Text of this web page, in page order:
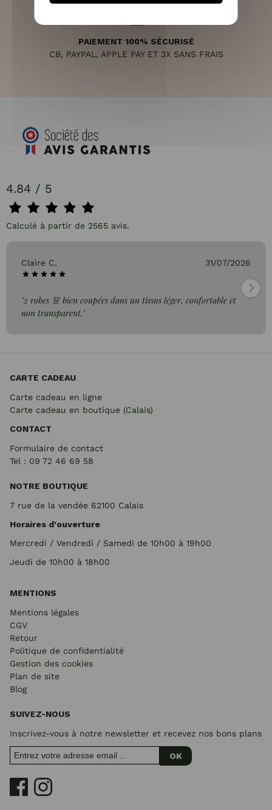
PAIEMENT 100% SÉCURISÉ
CB, PAYPAL, APPLE PAY ET 3X SANS FRAIS
4.84 / 5
Calculé à partir de 2565 avis.
Claire C. 31/07/2026
"2 robes 👗 bien coupées dans un tissus léger, confortable et
non transparent."
CARTE CADEAU
Carte cadeau en ligne
Carte cadeau en boutique (Calais)
CONTACT
Formulaire de contact
Tel : 09 72 46 69 58
NOTRE BOUTIQUE
7 rue de la vendée 62100 Calais
Horaires d'ouverture
Mercredi / Vendredi / Samedi de 10h00 à 19h00
Jeudi de 10h00 à 18h00
MENTIONS
Mentions légales
CGV
Retour
Politique de confidentialité
Gestion des cookies
Plan de site
Blog
SUIVEZ-NOUS
Inscrivez-vous à notre newsletter et recevez nos bons plans
OK